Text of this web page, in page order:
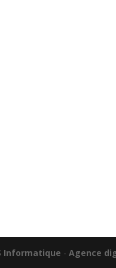
Informatique - Agence